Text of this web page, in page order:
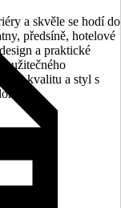
a skvěle se hodí do
předsíně, hotelové
a praktické
i užitečného
si kvalitu a styl s